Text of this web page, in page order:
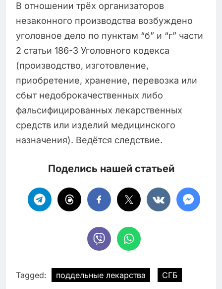
В отношении трёх организаторов
незаконного производства возбуждено
уголовное дело по пунктам “б” и “г” части
2 статьи 186-3 Уголовного кодекса
(производство, изготовление,
приобретение, хранение, перевозка или
сбыт недоброкачественных либо
фальсифицированных лекарственных
средств или изделий медицинского
назначения). Ведётся следствие.
Поделись нашей статьей
Tagged: поддельные лекарства СГБ